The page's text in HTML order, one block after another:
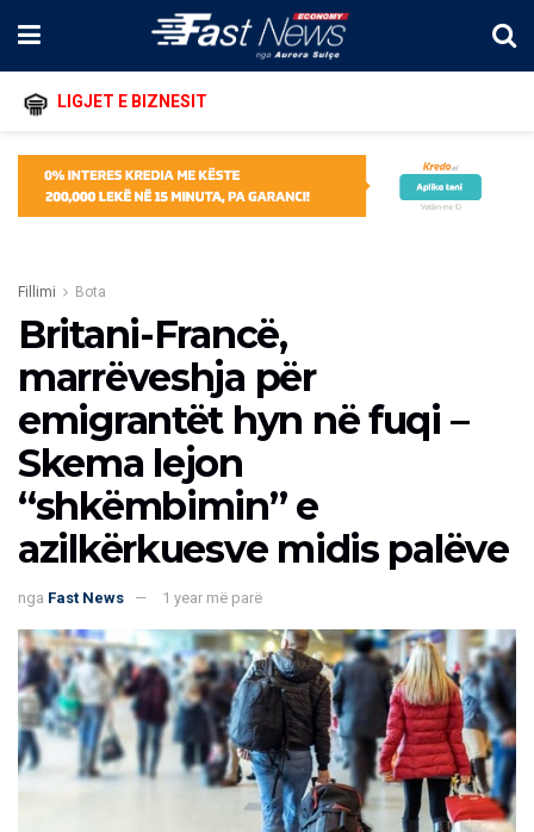
LIGJET E BIZNESIT
Fillimi Bota
Britani-Francë,
marrëveshja për
emigrantët hyn në fuqi –
Skema lejon
“shkëmbimin” e
azilkërkuesve midis palëve
nga Fast News 1 year më parë